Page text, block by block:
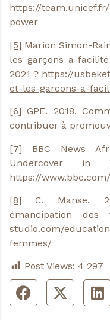
https://
power
[5] Marion Simon-
les garçons a
2021 ? https://
et-les-garcons-a-
[6] GPE. 2018.
contribuer à
[7] BBC News
Undercover in
https://
[8] C. Manse.
émancipation des
studio.com/
femmes/
Post Views: 4 297